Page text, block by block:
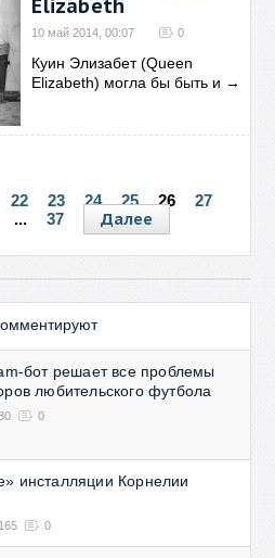
Elizabeth
10 май 2014, 00:07 0
Куин Элизабет (Queen
Elizabeth) могла бы быть и →
22 23 24 25 26
27
... 37 Далее
бот решает все проблемы
любительского футбола
0
инсталляции Корнелии
0